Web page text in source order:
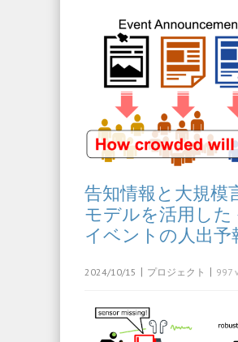
告知情報と大規模
モデルを活用した
イベントの人出予
2024/10/15 | プロジェクト | 997